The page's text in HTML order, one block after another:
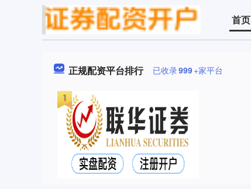
首页
正规配资平台排行 已收录999+家平台